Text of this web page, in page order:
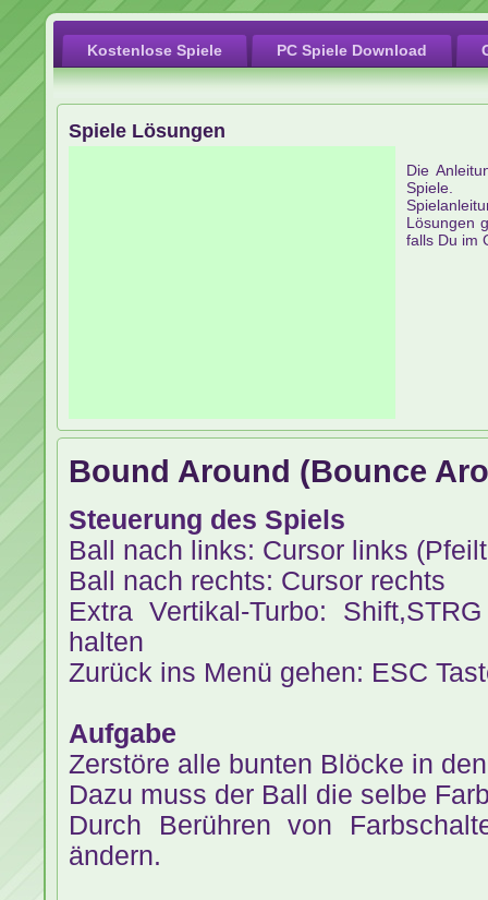
Kostenlose Spiele PC Spiele Download
Spiele Lösungen
Die
Spiele.
Lösungen
falls Du im
Bound Around (Bounce
Steuerung des Spiels
Ball nach links: Cursor links
Ball nach rechts: Cursor rechts
Extra Vertikal-Turbo:
halten
Zurück ins Menü gehen: ESC
Aufgabe
Zerstöre alle bunten Blöcke in
Dazu muss der Ball die selbe
Durch Berühren von
ändern.